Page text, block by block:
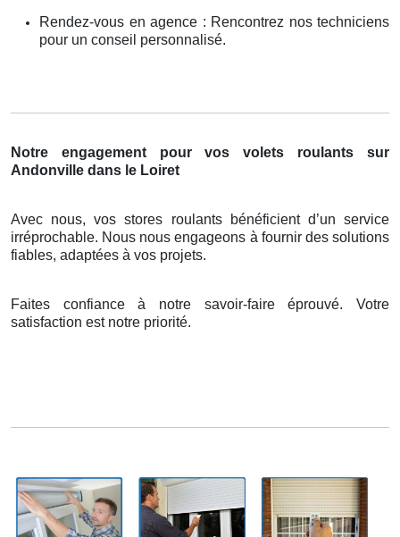
Rendez-vous en agence : Rencontrez nos techniciens
pour un conseil personnalisé.
Notre engagement pour vos volets roulants sur
Andonville dans le Loiret
Avec nous, vos stores roulants bénéficient d’un service
irréprochable. Nous nous engageons à fournir des solutions
fiables, adaptées à vos projets.
Faites confiance à notre savoir-faire éprouvé. Votre
satisfaction est notre priorité.